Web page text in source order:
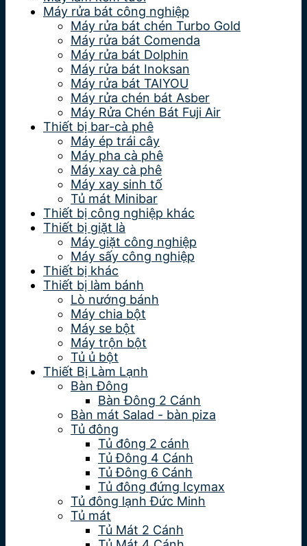
Máy rửa bát công nghiệp
Máy rửa bát chén Turbo Gold
Máy rửa bát Comenda
Máy rửa bát Dolphin
Máy rửa bát Inoksan
Máy rửa bát TAIYOU
Máy rửa chén bát Asber
Máy Rửa Chén Bát Fuji Air
Thiết bị bar-cà phê
Máy ép trái cây
Máy pha cà phê
Máy xay cà phê
Máy xay sinh tố
Tủ mát Minibar
Thiết bị công nghiệp khác
Thiết bị giặt là
Máy giặt công nghiệp
Máy sấy công nghiệp
Thiết bị khác
Thiết bị làm bánh
Lò nướng bánh
Máy chia bột
Máy se bột
Máy trộn bột
Tủ ủ bột
Thiết Bị Làm Lạnh
Bàn Đông
Bàn Đông 2 Cánh
Bàn mát Salad - bàn piza
Tủ đông
Tủ đông 2 cánh
Tủ Đông 4 Cánh
Tủ Đông 6 Cánh
Tủ đông đứng Icymax
Tủ đông lạnh Đức Minh
Tủ mát
Tủ Mát 2 Cánh